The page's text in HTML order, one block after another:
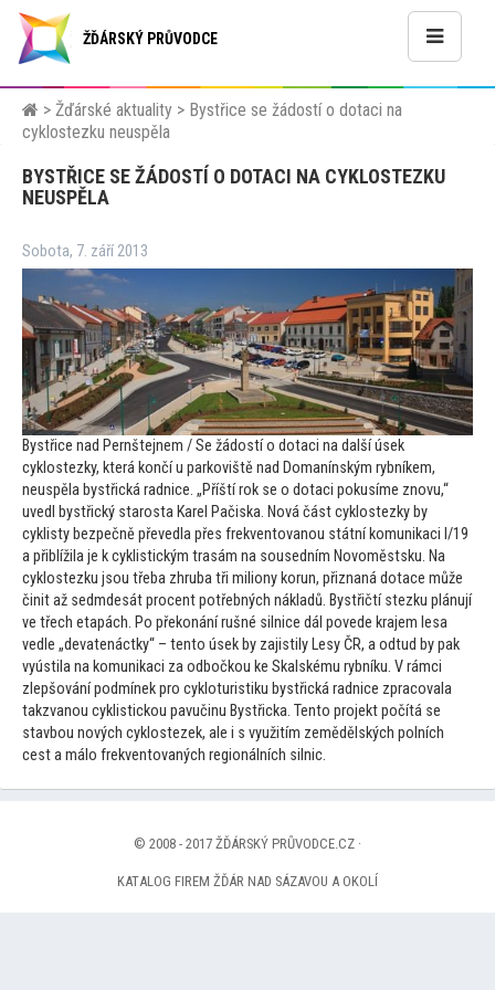
ŽĎÁRSKÝ PRŮVODCE
> Žďárské aktuality > Bystřice se žádostí o dotaci na
cyklostezku neuspěla
BYSTŘICE SE ŽÁDOSTÍ O DOTACI NA CYKLOSTEZKU
NEUSPĚLA
Sobota, 7. září 2013
Bystřice nad Pernštejnem / Se žádostí o dotaci na další úsek
cyklostezky, která končí u parkoviště nad Domanínským rybníkem,
neuspěla bystřická radnice. „Příští rok se o dotaci pokusíme znovu,“
uvedl bystřický starosta Karel Pačiska. Nová část cyklostezky by
cyklisty bezpečně převedla přes frekventovanou státní komunikaci I/19
a přiblížila je k cyklistickým trasám na sousedním Novoměstsku. Na
cyklostezku jsou třeba zhruba tři miliony korun, přiznaná dotace může
činit až sedmdesát procent potřebných nákladů. Bystřičtí stezku plánují
ve třech etapách. Po překonání rušné silnice dál povede krajem lesa
vedle „devatenáctky“ – tento úsek by zajistily Lesy ČR, a odtud by pak
vyústila na komunikaci za odbočkou ke Skalskému rybníku. V rámci
zlepšování podmínek pro cykloturistiku bystřická radnice zpracovala
takzvanou cyklistickou pavučinu Bystřicka. Tento projekt počítá se
stavbou nových cyklostezek, ale i s využitím zemědělských polních
cest a málo frekventovaných regionálních silnic.
© 2008 - 2017 ŽĎÁRSKÝ PRŮVODCE.CZ ·
KATALOG FIREM ŽĎÁR NAD SÁZAVOU A OKOLÍ